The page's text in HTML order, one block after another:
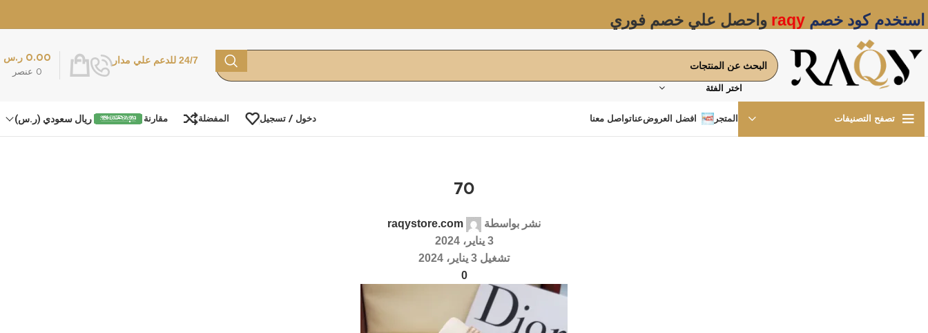
استخدم كود خصم raqy واحصل علي خصم فوري
اختر الفئة
24/7 للدعم علي مدار
0 عنصر
0.00 ر.س
تصفح التصنيفات المتجر افضل العروضعناتواصل معنا دخول / تسجيل المفضلة مقارنة ريال سعودي (ر.س)
70
نشر بواسطة
raqystore.com
3 يناير، 2024
تشغيل 3 يناير، 2024
0